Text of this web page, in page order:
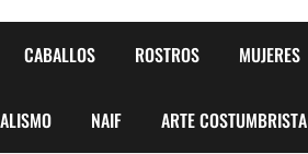
CABALLOS ROSTROS MUJERES
NAIF ARTE COSTUMBRISTA
y Flores Para Colorear Imágenes